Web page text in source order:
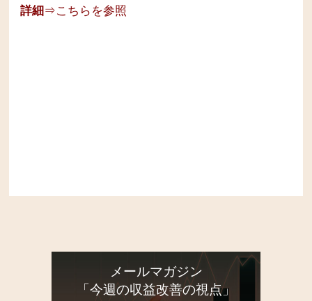
詳細 ⇒こちらを参照
メールマガジン
「今週の収益改善の視点」